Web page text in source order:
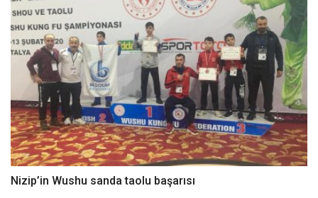
Nizip’in Wushu sanda taolu başarısı